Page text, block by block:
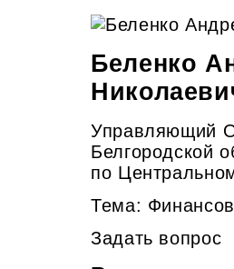
Беленко
Управляющий
Белгородской
по
Тема:
Задать вопрос